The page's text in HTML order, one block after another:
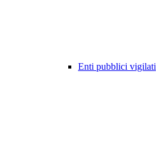
Enti pubblici vigilati